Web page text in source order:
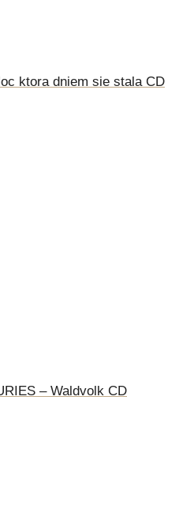
ktora dniem sie stala CD
– Waldvolk CD